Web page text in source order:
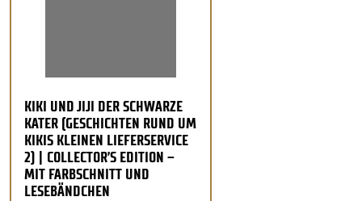
KIKI UND JIJI DER SCHWARZE
KATER (GESCHICHTEN RUND UM
KIKIS KLEINEN LIEFERSERVICE
2) | COLLECTOR’S EDITION –
MIT FARBSCHNITT UND
LESEBÄNDCHEN